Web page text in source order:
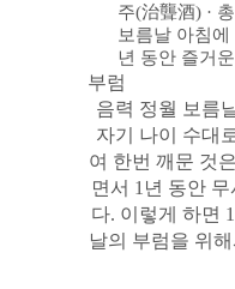
주(治聾酒) ·
보름날 아침
년 동안 즐거
부럼
음력 정월 보름
자기 나이 수대
여 한번 깨문 것
면서 1년 동안
다. 이렇게 하면
날의 부럼을 위